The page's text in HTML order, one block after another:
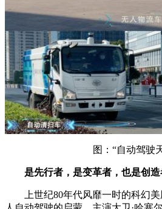
图：“自动驾驶
是先行者，是变革者，也是创造
上世纪80年代风靡一时的科幻